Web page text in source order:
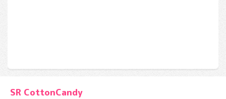
SR CottonCandy